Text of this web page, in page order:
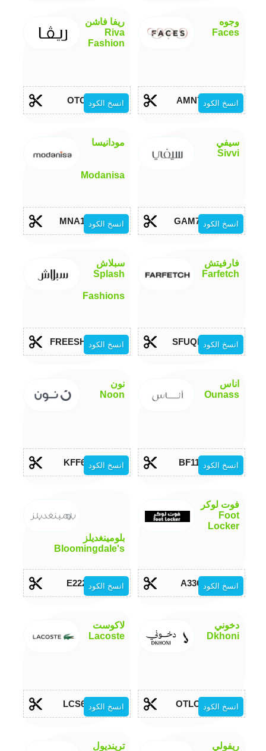
وجوه
Faces
AMN77انسخ الكود
ريفا فاشن
Riva
Fashion
OTC انسخ الكود
سيفي
Sivvi
GAM703انسخ الكود
مودانيسا
Modanisa
MNA132انسخ الكود
فارفيتش
Farfetch
SFUQEMانسخ الكود
سبلاش
Splash
Fashions
FREESHIP10انسخ الكود
اناس
Ounass
BF119انسخ الكود
نون
Noon
KFF64انسخ الكود
فوت لوكر
Foot
Locker
A33C انسخ الكود
بلومينغديلز
Bloomingdale's
E222 انسخ الكود
دخوني
Dkhoni
OTLOBانسخ الكود
لاكوست
Lacoste
LCS68انسخ الكود
ريفولي
ترينديول